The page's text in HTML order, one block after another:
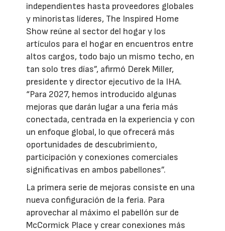
independientes hasta proveedores globales
y minoristas líderes, The Inspired Home
Show reúne al sector del hogar y los
artículos para el hogar en encuentros entre
altos cargos, todo bajo un mismo techo, en
tan solo tres días”, afirmó Derek Miller,
presidente y director ejecutivo de la IHA.
“Para 2027, hemos introducido algunas
mejoras que darán lugar a una feria más
conectada, centrada en la experiencia y con
un enfoque global, lo que ofrecerá más
oportunidades de descubrimiento,
participación y conexiones comerciales
significativas en ambos pabellones”.
La primera serie de mejoras consiste en una
nueva configuración de la feria. Para
aprovechar al máximo el pabellón sur de
McCormick Place y crear conexiones más